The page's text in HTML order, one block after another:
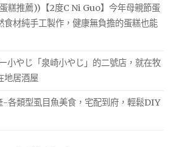
糕推薦))【2度C Ni Guo】今年母親節蛋
食材純手工製作，健康無負擔的蛋糕也能
小やじ「泉崎小やじ」的二號店，就在牧
地居酒屋
各類型虱目魚美食，宅配到府，輕鬆DIY